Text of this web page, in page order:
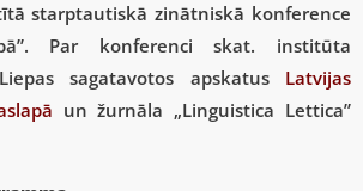
starptautiskā zinātniskā konference
Par konferenci skat. institūta
sagatavotos apskatus Latvijas
un žurnāla „Linguistica Lettica”